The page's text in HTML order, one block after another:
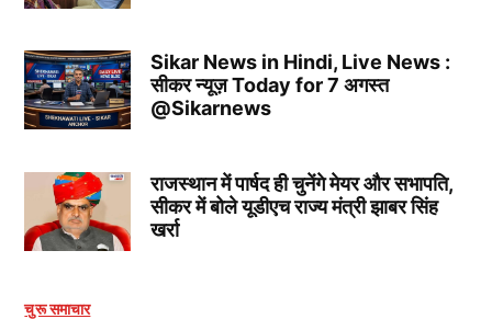
Sikar News in Hindi, Live News :
सीकर न्यूज़ Today for 7 अगस्त
@Sikarnews
राजस्थान में पार्षद ही चुनेंगे मेयर और सभापति,
सीकर में बोले यूडीएच राज्य मंत्री झाबर सिंह
खर्रा
चुरू समाचार